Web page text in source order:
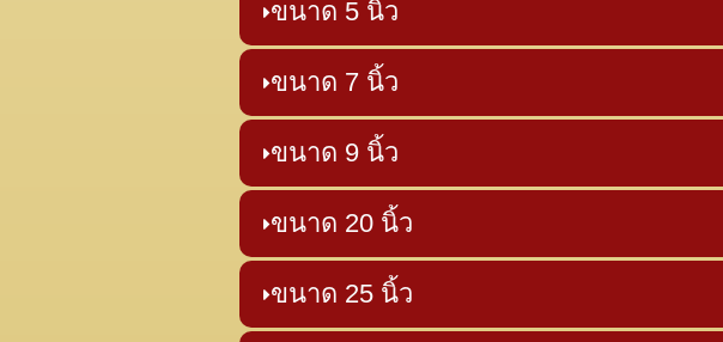
ขนาด 5 นิ้ว
ขนาด 7 นิ้ว
ขนาด 9 นิ้ว
ขนาด 20 นิ้ว
ขนาด 25 นิ้ว